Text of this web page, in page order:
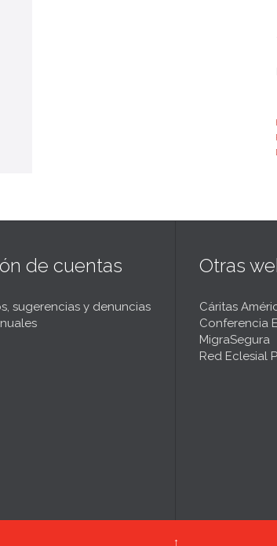
de cuentas
sugerencias y denuncias
Otras
Cáritas
Conferencia
MigraSegura
Red Eclesial
↑